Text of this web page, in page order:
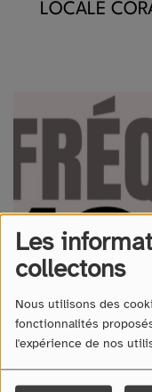
Les
collectons
Nous utilisons des
fonctionnalités
l'expérience de nos
LOCALE